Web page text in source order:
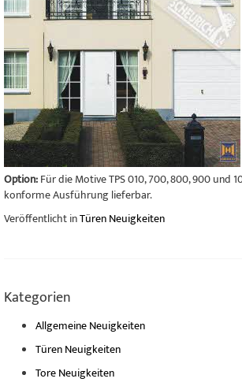
Option:Für die Motive TPS 010, 700, 800, 900 und
konforme Ausführung lieferbar.
Veröffentlicht inTüren Neuigkeiten
Kategorien
Allgemeine Neuigkeiten
Türen Neuigkeiten
Tore Neuigkeiten